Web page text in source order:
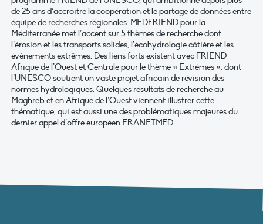
de 25 ans d‘accroitre la coopération et le partage de données entre
équipe de recherches régionales. MEDFRIEND pour la
Méditerranée met l’accent sur 5 thèmes de recherche dont
l’érosion et les transports solides, l’écohydrologie côtière et les
évènements extrêmes. Des liens forts existent avec FRIEND
Afrique de l’Ouest et Centrale pour le thème « Extrêmes », dont
l’UNESCO soutient un vaste projet africain de révision des
normes hydrologiques. Quelques résultats de recherche au
Maghreb et en Afrique de l’Ouest viennent illustrer cette
thématique, qui est aussi une des problématiques majeures du
dernier appel d’offre européen ERANETMED.